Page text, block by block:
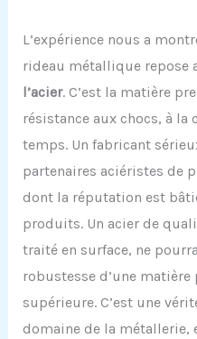
L’expérience nous a
rideau métallique repose
l’acier. C’est la matière
résistance aux chocs, à la
temps. Un fabricant
partenaires aciéristes de
dont la réputation est
produits. Un acier de
traité en surface, ne
robustesse d’une
supérieure. C’est une
domaine de la